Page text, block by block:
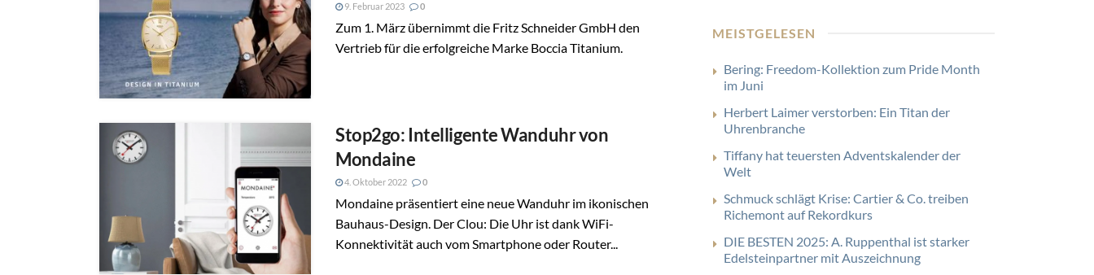
9. Februar 2023 0
Zum 1. März übernimmt die Fritz Schneider GmbH den
Vertrieb für die erfolgreiche Marke Boccia Titanium.
Stop2go: Intelligente Wanduhr von
Mondaine
4. Oktober 2022 0
Mondaine präsentiert eine neue Wanduhr im ikonischen
Bauhaus-Design. Der Clou: Die Uhr ist dank WiFi-
Konnektivität auch vom Smartphone oder Router...
MEISTGELESEN
Bering: Freedom-Kollektion zum Pride Month
im Juni
Herbert Laimer verstorben: Ein Titan der
Uhrenbranche
Tiffany hat teuersten Adventskalender der
Welt
Schmuck schlägt Krise: Cartier & Co. treiben
Richemont auf Rekordkurs
DIE BESTEN 2025: A. Ruppenthal ist starker
Edelsteinpartner mit Auszeichnung